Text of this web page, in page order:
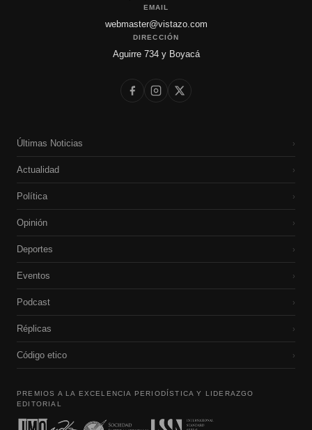
EMAIL
webmaster@vistazo.com
DIRECCIÓN
Aguirre 734 y Boyacá
Últimas Noticias ›
Actualidad ›
Política ›
Opinión ›
Deportes ›
Eventos ›
Podcast ›
Réplicas ›
Código etico ›
PREMIOS A LA EXCELENCIA PERIODÍSTICA Y LIDERAZGO
EDITORIAL